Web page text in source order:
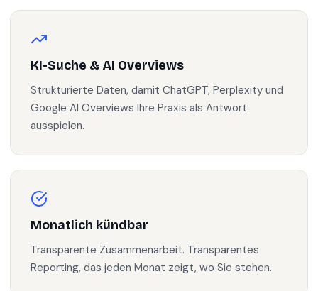
KI-Suche & AI Overviews
Strukturierte Daten, damit ChatGPT, Perplexity und
Google AI Overviews Ihre Praxis als Antwort
ausspielen.
Monatlich kündbar
Transparente Zusammenarbeit. Transparentes
Reporting, das jeden Monat zeigt, wo Sie stehen.